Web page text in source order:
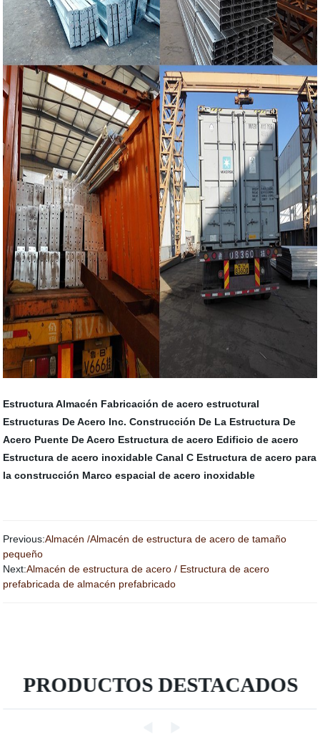
Estructura Almacén Fabricación de acero estructural
Estructuras De Acero Inc. Construcción De La Estructura De
Acero Puente De Acero Estructura de acero Edificio de acero
Estructura de acero inoxidable Canal C Estructura de acero para
la construcción Marco espacial de acero inoxidable
Previous:Almacén /Almacén de estructura de acero de tamaño
pequeño
Next:Almacén de estructura de acero / Estructura de acero
prefabricada de almacén prefabricado
PRODUCTOS DESTACADOS